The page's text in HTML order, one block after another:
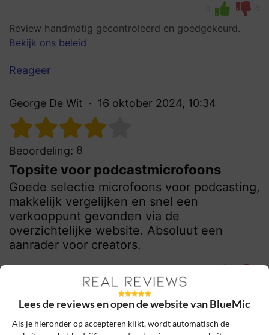
0 0
Review handmatig gecontroleerd en goedgekeurd.
Bekijk ons beleid
Reageer
George De Wit 16 oktober 2024, 10:34
Beoordeling: 8
Topsite voor podcastmicrofoons
Goede selectie microfoons voor podcasting,
makkelijk vergelijken en snel een
verkooppunt gevonden via de
overzichtelijke website. Absoluut een
aanrader voor creators.
Review handmatig gecontroleerd en goedgekeurd.
Bekijk ons beleid
Reageer
Lees de reviews en open de website van BlueMic
Als je hieronder op accepteren klikt, wordt automatisch de